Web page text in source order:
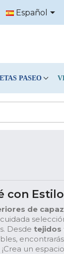
Español 
PASEO
con Estilo
de
Desde tejidos
un